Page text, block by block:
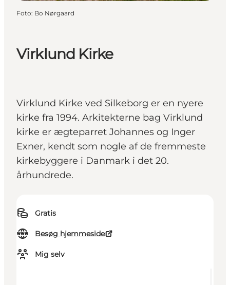
Virklund Kirke
Virklund Kirke ved Silkeborg er en nyere
kirke fra 1994. Arkitekterne bag Virklund
kirke er ægteparret Johannes og Inger
Exner, kendt som nogle af de fremmeste
kirkebyggere i Danmark i det 20.
århundrede.
Gratis
Besøg hjemmeside
Mig selv
Foto: Bo Nørgaard